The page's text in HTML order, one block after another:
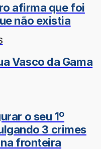
afirma que foi
não existia
Vasco da Gama
o seu 1º
3 crimes
fronteira